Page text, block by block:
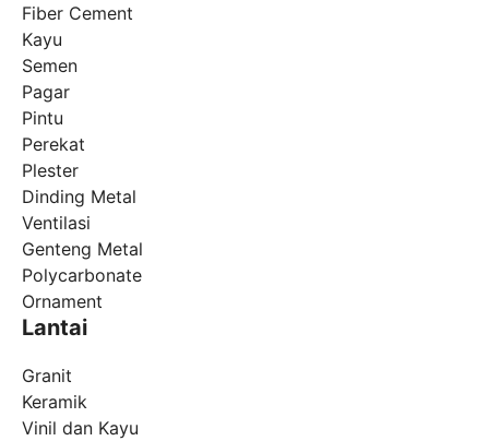
Fiber Cement
Kayu
Semen
Pagar
Pintu
Perekat
Plester
Dinding Metal
Ventilasi
Genteng Metal
Polycarbonate
Ornament
Lantai
Granit
Keramik
Vinil dan Kayu